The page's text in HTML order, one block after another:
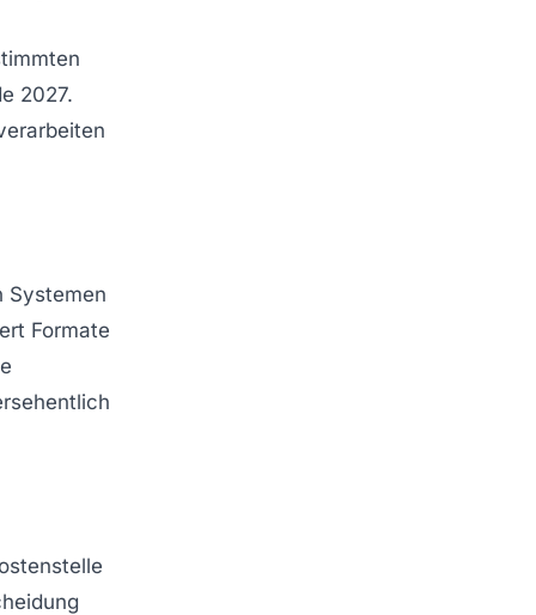
2027.
Systemen
Formate